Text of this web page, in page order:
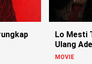
Lo Mesti
Ulang
MOVIE